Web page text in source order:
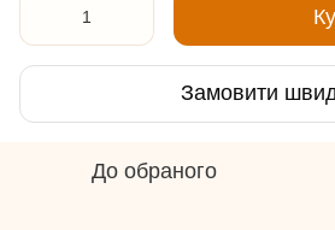
Замовити
До обраного